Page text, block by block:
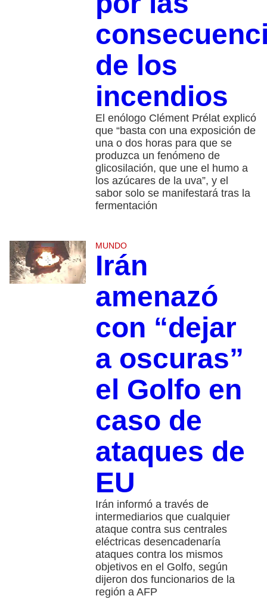
de los
incendios
El enólogo Clément Prélat explicó
que “basta con una exposición de
una o dos horas para que se
produzca un fenómeno de
glicosilación, que une el humo a
los azúcares de la uva”, y el
sabor solo se manifestará tras la
fermentación
MUNDO
Irán
amenazó
con “dejar
a oscuras”
el Golfo en
caso de
ataques de
EU
Irán informó a través de
intermediarios que cualquier
ataque contra sus centrales
eléctricas desencadenaría
ataques contra los mismos
objetivos en el Golfo, según
dijeron dos funcionarios de la
región a AFP